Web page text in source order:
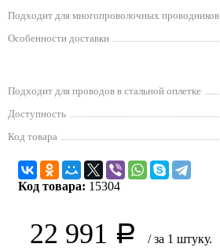
Подходит для многопроволочных проводников
Особенности доставки
Подходит для проводов в стальной оплетке
Доступность
Код товара
Код товара: 15304
22 991 Р / за 1 штуку.